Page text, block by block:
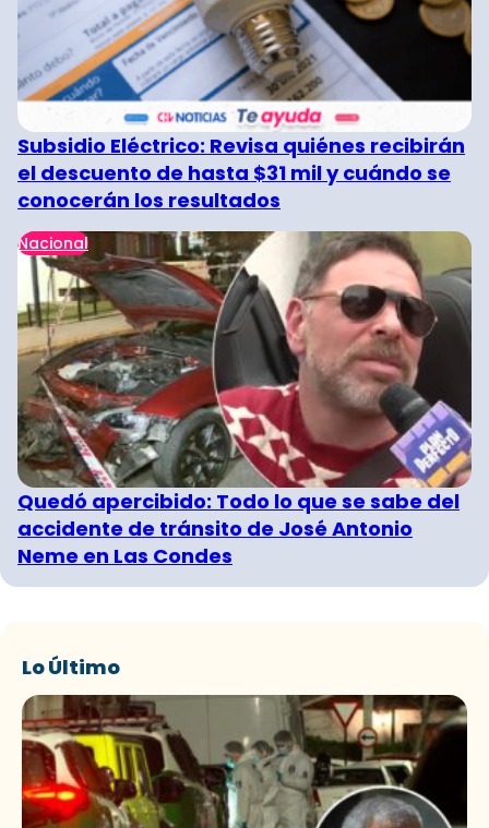
Subsidio Eléctrico: Revisa quiénes recibirán
el descuento de hasta $31 mil y cuándo se
conocerán los resultados
Nacional
Quedó apercibido: Todo lo que se sabe del
accidente de tránsito de José Antonio
Neme en Las Condes
Lo Último